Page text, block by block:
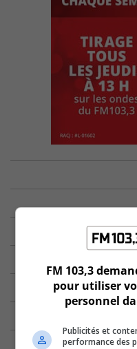
FM 103,3
pour utiliser
personnel
Publicités et
performance des